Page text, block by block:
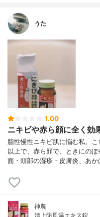
うた
1.00
ニキビや赤ら顔に全く効
脂性慢性ニキビ肌に悩む私。
以上で、赤ら顔で、ときにの
面・頭部の湿疹・皮膚炎、あ
神農
清上防風湯エキス錠